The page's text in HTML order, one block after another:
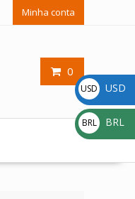
Minha conta
0
USD
$
USD
BRL
R$
BRL